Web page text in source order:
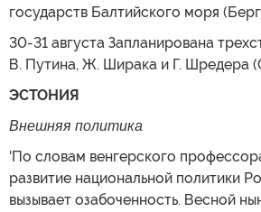
государств Балтийского моря
30-31 августа Запланирована
В. Путина, Ж. Ширака и Г. Шредера
ЭСТОНИЯ
Внешняя политика
'По словам венгерского
развитие национальной политики
вызывает озабоченность. Весной